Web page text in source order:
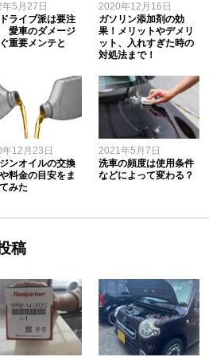
5月27日
ライブ派は要注
愛車のダメージ
重要メンテと
2020年12月16日
ガソリン添加剤の効
果！メリットやデメリ
ット、入れすぎた時の
対処法まで！
12月23日
ンオイルの交換
料金の目安をま
みた
2021年5月7日
洗車の頻度は使用条件
などによって変わる？
稿